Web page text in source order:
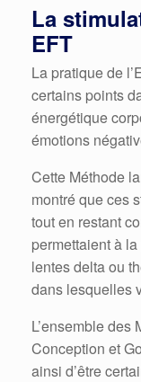
La
EFT
La pratique de
certains points
énergétique
émotions
Cette Méthode
montré que ces
tout en restant
permettaient à
lentes delta ou
dans lesquelles
L’ensemble
Conception et
ainsi d’être